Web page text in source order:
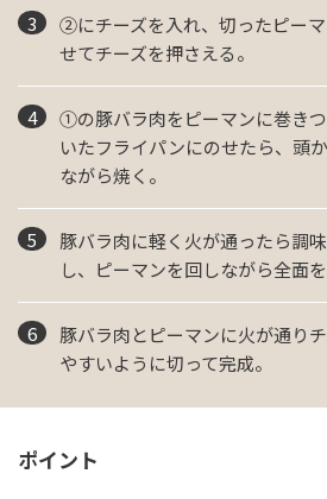
②にチーズを入れ、切ったピー
せてチーズを押さえる。
①の豚バラ肉をピーマンに巻き
いたフライパンにのせたら、頭
ながら焼く。
豚バラ肉に軽く火が通ったら調
し、ピーマンを回しながら全面
豚バラ肉とピーマンに火が通り
やすいように切って完成。
ポイント